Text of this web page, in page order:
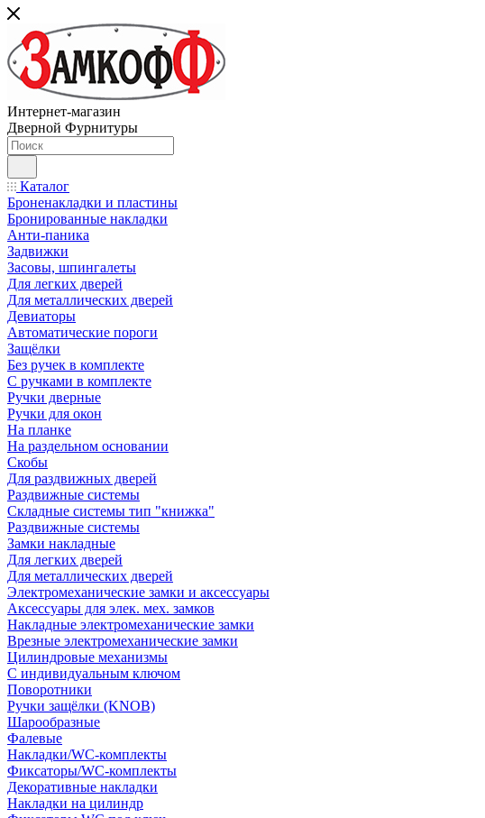
Интернет-магазин
Дверной Фурнитуры
Каталог
Броненакладки и пластины
Бронированные накладки
Анти-паника
Задвижки
Засовы, шпингалеты
Для легких дверей
Для металлических дверей
Девиаторы
Автоматические пороги
Защёлки
Без ручек в комплекте
С ручками в комплекте
Ручки дверные
Ручки для окон
На планке
На раздельном основании
Скобы
Для раздвижных дверей
Раздвижные системы
Складные системы тип "книжка"
Раздвижные системы
Замки накладные
Для легких дверей
Для металлических дверей
Электромеханические замки и аксессуары
Аксессуары для элек. мех. замков
Накладные электромеханические замки
Врезные электромеханические замки
Цилиндровые механизмы
С индивидуальным ключом
Поворотники
Ручки защёлки (KNOB)
Шарообразные
Фалевые
Накладки/WC-комплекты
Фиксаторы/WC-комплекты
Декоративные накладки
Накладки на цилиндр